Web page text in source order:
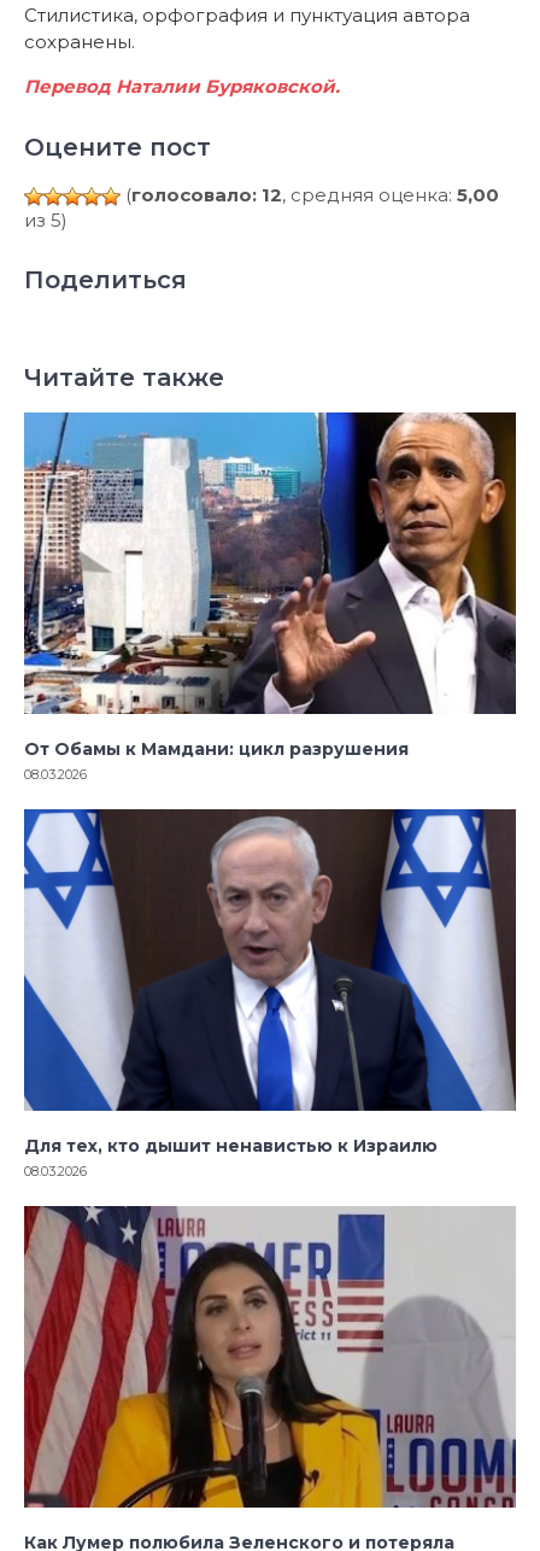
Стилистика, орфография и пунктуация автора
сохранены.
Перевод Наталии Буряковской.
Оцените пост
(голосовало: 12, средняя оценка: 5,00
из 5)
Поделиться
Читайте также
От Обамы к Мамдани: цикл разрушения
08.03.2026
Для тех, кто дышит ненавистью к Израилю
08.03.2026
Как Лумер полюбила Зеленского и потеряла